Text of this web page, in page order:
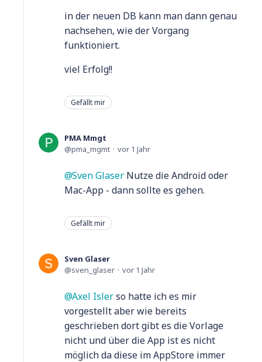
in der neuen DB kann man dann genau
nachsehen, wie der Vorgang
funktioniert.
viel Erfolg!!
Gefällt mir
PMA Mmgt
pma_mgmt
vor 1 Jahr
Sven Glaser Nutze die Android oder
Mac-App - dann sollte es gehen.
Gefällt mir
Sven Glaser
sven_glaser
vor 1 Jahr
Axel Islerso hatte ich es mir
vorgestellt aber wie bereits
geschrieben dort gibt es die Vorlage
nicht und über die App ist es nicht
möglich da diese im AppStore immer